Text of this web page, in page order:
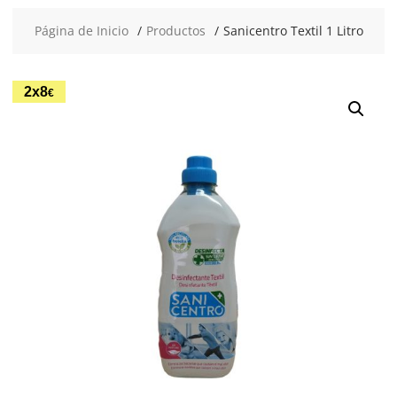
Página de Inicio Productos Sanicentro Textil 1 Litro
2x8€